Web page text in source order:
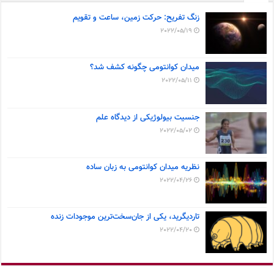
زنگ تفریح: حرکت زمین، ساعت و تقویم
2022/05/19
میدان کوانتومی چگونه کشف شد؟
2022/05/11
جنسیت بیولوژیکی از دیدگاه علم
2022/05/02
نظریه میدان کوانتومی به زبان ساده
2022/04/26
تاردیگرید، یکی از جان‌سخت‌ترین موجودات زنده
2022/04/20